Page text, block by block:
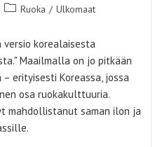
Artikkelin
Ruoka / Ulkomaat
versio korealaisesta
Maailmalla on jo pitkään
erityisesti Koreassa, jossa
osa ruokakulttuuria.
mahdollistanut saman ilon ja